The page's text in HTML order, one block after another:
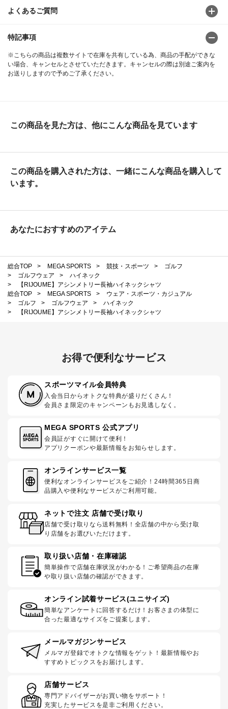
よくあるご質問
特記事項
※こちらの商品は複数サイトで在庫を共有している為、商品の手配ができな
い場合、キャンセルとさせていただきます。キャンセルの際は別途ご案内を
お送りしますので予めご了承ください。
この商品を見た方は、他にこんな商品を見ています
この商品を購入された方は、一緒にこんな商品を購入して
います。
あなたにおすすめのアイテム
総合TOP > MEGA SPORTS > 競技・スポーツ >
ゴルフ
>
ゴルフウェア >
ハイネック
>
【RIJOUME】アシンメトリー長袖ハイネックシャツ
総合TOP
> MEGA SPORTS >
ウェア・スポーツ・カジュアル
>
ゴルフ > ゴルフウェア >
ハイネック
>
【RIJOUME】アシンメトリー長袖ハイネックシャツ
お得で便利なサービス
スポーツマイル会員特典
入会当日からオトクな特典が盛りだくさん！
会員さま限定のキャンペーンもお見逃しなく。
MEGA SPORTS 公式アプリ
会員証がすぐに開けて便利！
アプリクーポンや最新情報をお知らせします。
オンラインサービス一覧
便利なオンラインサービスをご紹介！24時間365日商
品購入や便利なサービスがご利用可能。
ネットで注文 店舗で受け取り
店舗で受け取りなら送料無料！全店舗の中から受け取
り店舗をお選びいただけます。
取り扱い店舗・在庫確認
簡単操作で店舗在庫状況がわかる！ご希望商品の在庫
や取り扱い店舗の確認ができます。
オンライン試着サービス(ユニサイズ)
簡単なアンケートに回答するだけ！お客さまの体型に
合った最適なサイズをご提案します。
メールマガジンサービス
メルマガ登録でオトクな情報をゲット！最新情報やお
すすめトピックスをお届けします。
店舗サービス
専門アドバイザーがお買い物をサポート！
充実したサービスを是非ご利用ください。